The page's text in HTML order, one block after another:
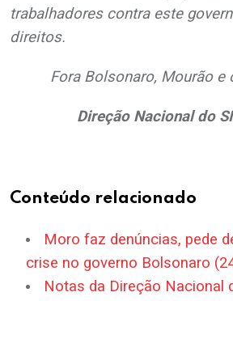
trabalhadores contra este
direitos.
Fora Bolsonaro, Mourão e
Direção Nacional do
Conteúdo relacionado
Moro faz denúncias, pede
crise no governo Bolsonaro
Notas da Direção Nacional